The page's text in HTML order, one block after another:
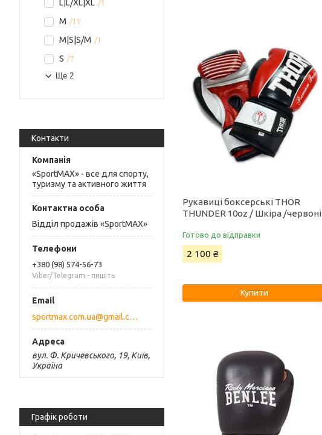
L|L/XL|XL 1
M 11
M|S|S/M 1
S 7
Ще 2
Контакти
«SportMAX» - все для спорту,
туризму та активного життя
Відділ продажів «SportMAX»
+380 (98) 574-56-73
Viber/Telegram - пишіть
sportmax.com.ua@gmail.com
вул. Ф. Кричевського, 19, Київ,
Україна
Графік роботи
Рукавиці боксерські THOR
THUNDER 10oz / Шкіра /червоні
Готово до відправки
2 100 ₴
Купити